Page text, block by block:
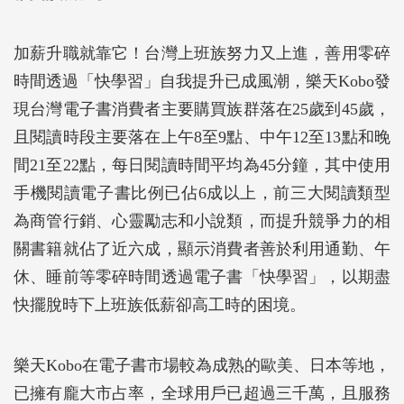
加薪升職就靠它！台灣上班族努力又上進，善用零碎
時間透過「快學習」自我提升已成風潮，樂天Kobo發
現台灣電子書消費者主要購買族群落在25歲到45歲，
且閱讀時段主要落在上午8至9點、中午12至13點和晚
間21至22點，每日閱讀時間平均為45分鐘，其中使用
手機閱讀電子書比例已佔6成以上，前三大閱讀類型
為商管行銷、心靈勵志和小說類，而提升競爭力的相
關書籍就佔了近六成，顯示消費者善於利用通勤、午
休、睡前等零碎時間透過電子書「快學習」，以期盡
快擺脫時下上班族低薪卻高工時的困境。
樂天Kobo在電子書市場較為成熟的歐美、日本等地，
已擁有龐大市占率，全球用戶已超過三千萬，且服務